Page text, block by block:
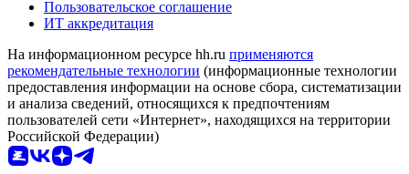
Пользовательское соглашение
ИТ аккредитация
На информационном ресурсе hh.ru применяются
рекомендательные технологии (информационные технологии
предоставления информации на основе сбора, систематизации
и анализа сведений, относящихся к предпочтениям
пользователей сети «Интернет», находящихся на территории
Российской Федерации)